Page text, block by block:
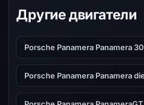
Другие двигатели
Porsche Panamera Panamera
Porsche Panamera Panamera